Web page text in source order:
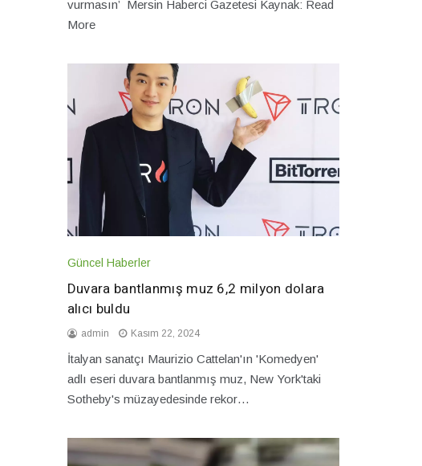
vurmasın’ Mersin Haberci Gazetesi Kaynak: Read
More
Güncel Haberler
Duvara bantlanmış muz 6,2 milyon dolara
alıcı buldu
admin Kasım 22, 2024
İtalyan sanatçı Maurizio Cattelan'ın 'Komedyen'
adlı eseri duvara bantlanmış muz, New York'taki
Sotheby's müzayedesinde rekor…